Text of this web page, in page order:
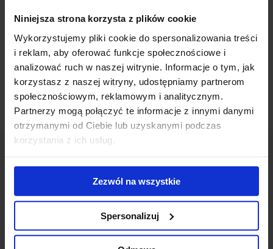
Niniejsza strona korzysta z plików cookie
Wykorzystujemy pliki cookie do spersonalizowania treści
i reklam, aby oferować funkcje społecznościowe i
analizować ruch w naszej witrynie. Informacje o tym, jak
korzystasz z naszej witryny, udostępniamy partnerom
społecznościowym, reklamowym i analitycznym.
Partnerzy mogą połączyć te informacje z innymi danymi
otrzymanymi od Ciebie lub uzyskanymi podczas
korzystania z ich usług.
Zezwól na wszystkie
Spersonalizuj
Inwestycja zlokalizowana na rogu ulic Marynarskiej i Taśmowej
będzie niemal 33 000 mkw powierzchni, rozmieszczonej na sześciu
kondygnacjach szklanego budynku.
Skontaktuj się z nami